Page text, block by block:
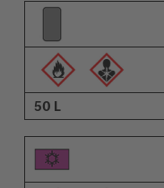
50 L